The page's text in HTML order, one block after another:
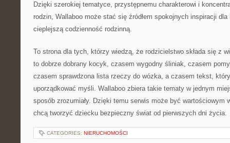
Dzięki szerokiej tematyce, przystępnemu charakterowi i
rodzin, Wallaboo może stać się źródłem spokojnych inspiracji
cieplejszą codzienność rodzinną.
To strona dla tych, którzy wiedzą, że rodzicielstwo składa się z
to dobrze dobrany kocyk, czasem wygodny śliniak, czasem
czasem sprawdzona lista rzeczy do wózka, a czasem tekst,
uporządkować myśli. Wallaboo zbiera takie tematy w jednym
sposób zrozumiały. Dzięki temu serwis może być wartościowym
chcą tworzyć dziecku bezpieczny świat od pierwszych dni życia.
CATEGORIES: NIERUCHOMOŚCI